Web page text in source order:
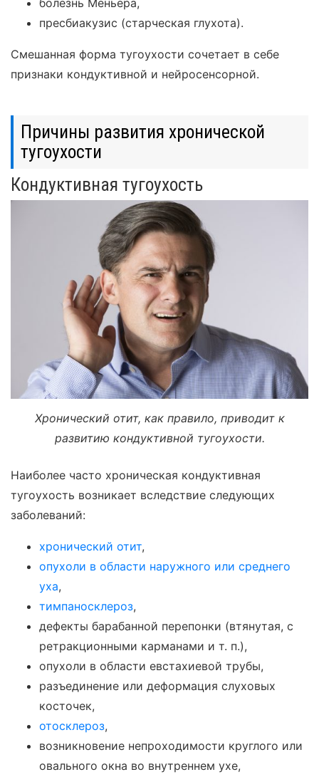
пресбиакузис (старческая глухота).
Смешанная форма тугоухости сочетает в себе
признаки кондуктивной и нейросенсорной.
Причины развития хронической
тугоухости
Кондуктивная тугоухость
Хронический отит, как правило, приводит к
развитию кондуктивной тугоухости.
Наиболее часто хроническая кондуктивная
тугоухость возникает вследствие следующих
заболеваний:
хронический отит,
опухоли в области наружного или среднего
уха,
тимпаносклероз,
дефекты барабанной перепонки (втянутая, с
ретракционными карманами и т. п.),
опухоли в области евстахиевой трубы,
разъединение или деформация слуховых
косточек,
отосклероз,
возникновение непроходимости круглого или
овального окна во внутреннем ухе,